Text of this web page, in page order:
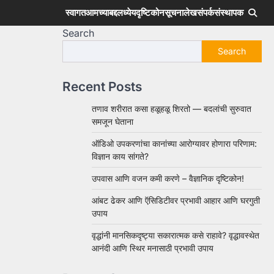
स्वागतआमच्याबद्दलध्येयदृष्टिकोनसूचनालेखसंपर्कसंस्थापक
Search
Search
Recent Posts
तणाव शरीरात कसा हळूहळू शिरतो — बदलांची सुरुवात
समजून घेताना
ऑडिओ उपकरणांचा कानांच्या आरोग्यावर होणारा परिणाम:
विज्ञान काय सांगते?
उपवास आणि वजन कमी करणे – वैज्ञानिक दृष्टिकोन!
आंबट ढेकर आणि ऍसिडिटीवर प्रभावी आहार आणि घरगुती
उपाय
वृद्धांनी मानसिकदृष्ट्या सकारात्मक कसे राहावे? वृद्धावस्थेत
आनंदी आणि स्थिर मनासाठी प्रभावी उपाय